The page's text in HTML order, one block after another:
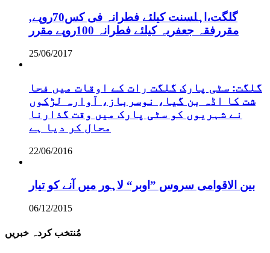
,گلگت،اہلسنت کیلئے فطرانہ فی کس70روپے
مقررفقہ جعفریہ کیلئے فطرانہ 100روپے مقرر
25/06/2017
گلگت: سٹی پارک گلگت رات کے اوقات میں فحا
شت کا اڈہ بن گیا، نوسرباز، آوارہ لڑکوں
نے شہریوں کو سٹی پارک میں وقت گذارنا
محال کر دیا ہے
22/06/2016
بین الاقوامی سروس ”اوبر“ لاہور میں آنے کو تیار
06/12/2015
مُنتخب کردہ خبریں